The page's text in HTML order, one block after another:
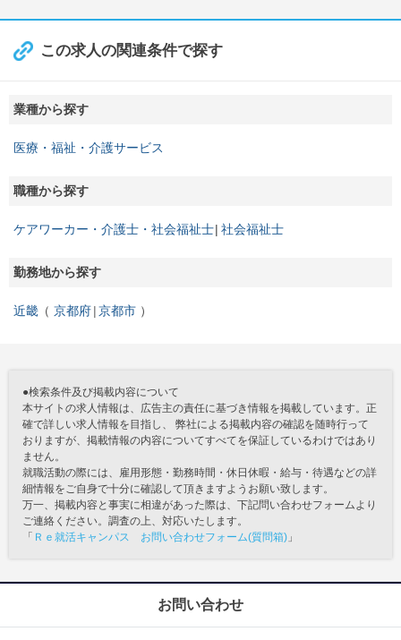
この求人の関連条件で探す
業種から探す
医療・福祉・介護サービス
職種から探す
ケアワーカー・介護士・社会福祉士 社会福祉士
勤務地から探す
近畿 京都府 京都市
●検索条件及び掲載内容について
本サイトの求人情報は、広告主の責任に基づき情報を掲載しています。正
確で詳しい求人情報を目指し、 弊社による掲載内容の確認を随時行って
おりますが、掲載情報の内容についてすべてを保証しているわけではあり
ません。
就職活動の際には、雇用形態・勤務時間・休日休暇・給与・待遇などの詳
細情報をご自身で十分に確認して頂きますようお願い致します。
万一、掲載内容と事実に相違があった際は、下記問い合わせフォームより
ご連絡ください。調査の上、対応いたします。
「 Ｒｅ就活キャンパス お問い合わせフォーム(質問箱) 」
お問い合わせ